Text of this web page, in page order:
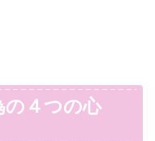
４つの心